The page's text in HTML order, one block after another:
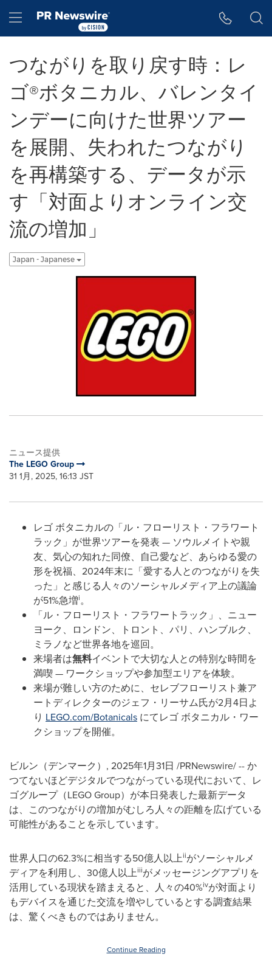
Hamburger menu
つながりを取り戻す時：レ
ゴ®ボタニカル、バレンタイ
ンデーに向けた世界ツアー
を展開、失われたつながり
を再構築する、データが示
す「対面よりオンライン交
流の増加」
Japan - Japanese
ニュース提供
The LEGO Group
31 1月, 2025, 16:13 JST
レゴ ボタニカルの「ル・フローリスト・フラワート
ラック」が世界ツアーを発表 — ソウルメイトや親
友、気心の知れた同僚、自己愛など、あらゆる愛の
形を祝福、2024年末に「愛する人とのつながりを失
った」と感じる人々のソーシャルメディア上の議論
が51%急増i。
「ル・フローリスト・フラワートラック」、ニュー
ヨーク、ロンドン、トロント、パリ、ハンブルク、
ミラノなど世界各地を巡回。
来場者は無料イベントで大切な人との特別な時間を
満喫 — ワークショップや参加型エリアを体験。
来場が難しい方のために、セレブフローリスト兼ア
ートディレクターのジェフ・リーサム氏が2月4日よ
り LEGO.com/Botanicals にてレゴ ボタニカル・ワー
クショップを開催。
ビルン（デンマーク） , 2025年1月31日 /PRNewswire/ -- か
つてないほどデジタルでつながっている現代において、レ
ゴグループ（LEGO Group）が本日発表した最新データ
は、このつながりの増加がむしろ人々の距離を広げている
可能性があることを示しています。
世界人口の62.3%に相当する50億人以上iiがソーシャルメ
ディアを利用し、30億人以上iiiがメッセージングアプリを
活用している現状を踏まえると、人々の40%ivが対面より
もデバイスを通じた交流を増やしているとする調査結果
は、驚くべきものではありません。
Continue Reading